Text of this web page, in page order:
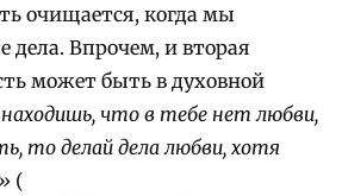
очищается, когда мы
дела. Впрочем, и вторая
может быть в духовной
что в тебе нет любви,
то делай дела любви, хотя
(